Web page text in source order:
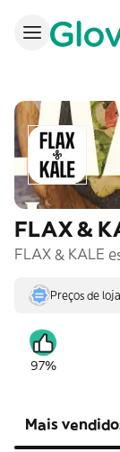
FLAX &
Preços de
97%
Mais